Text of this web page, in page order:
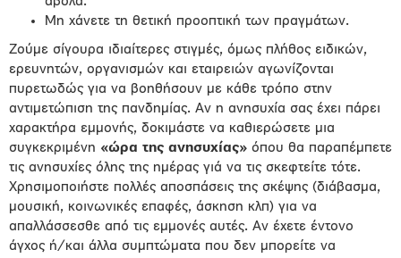
Μη χάνετε τη θετική προοπτική των πραγμάτων.
Ζούμε σίγουρα ιδιαίτερες στιγμές, όμως πλήθος ειδικών,
ερευνητών, οργανισμών και εταιρειών αγωνίζονται
πυρετωδώς για να βοηθήσουν με κάθε τρόπο στην
αντιμετώπιση της πανδημίας. Αν η ανησυχία σας έχει πάρει
χαρακτήρα εμμονής, δοκιμάστε να καθιερώσετε μια
συγκεκριμένη «ώρα της ανησυχίας» όπου θα παραπέμπετε
τις ανησυχίες όλης της ημέρας γιά να τις σκεφτείτε τότε.
Χρησιμοποιήστε πολλές αποσπάσεις της σκέψης (διάβασμα,
μουσική, κοινωνικές επαφές, άσκηση κλπ) για να
απαλλάσσεσθε από τις εμμονές αυτές. Αν έχετε έντονο
άγχος ή/και άλλα συμπτώματα που δεν μπορείτε να